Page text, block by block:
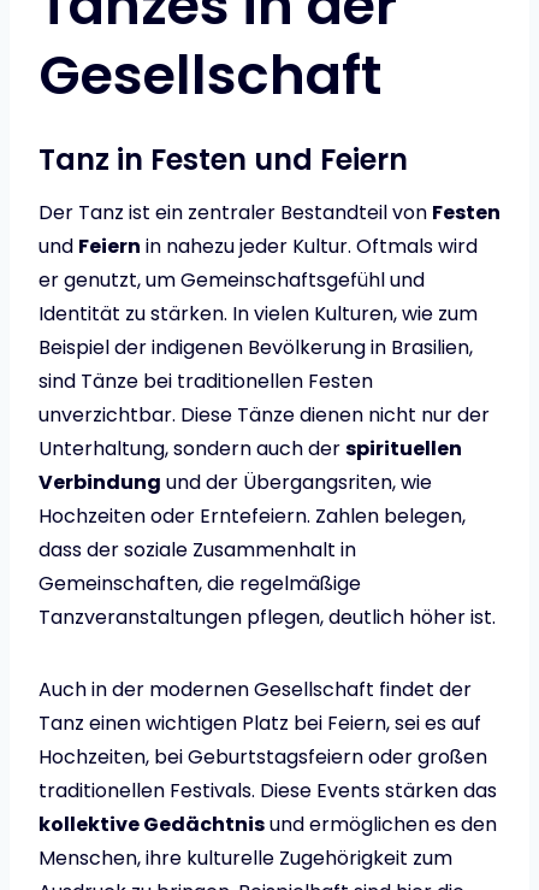
Gesellschaft
Tanz in Festen und Feiern
Der Tanz ist ein zentraler Bestandteil von Festen
und Feiern in nahezu jeder Kultur. Oftmals wird
er genutzt, um Gemeinschaftsgefühl und
Identität zu stärken. In vielen Kulturen, wie zum
Beispiel der indigenen Bevölkerung in Brasilien,
sind Tänze bei traditionellen Festen
unverzichtbar. Diese Tänze dienen nicht nur der
Unterhaltung, sondern auch derspirituellen
Verbindung und der Übergangsriten, wie
Hochzeiten oder Erntefeiern. Zahlen belegen,
dass der soziale Zusammenhalt in
Gemeinschaften, die regelmäßige
Tanzveranstaltungen pflegen, deutlich höher ist.
Auch in der modernen Gesellschaft findet der
Tanz einen wichtigen Platz bei Feiern, sei es auf
Hochzeiten, bei Geburtstagsfeiern oder großen
traditionellen Festivals. Diese Events stärken das
kollektive Gedächtnisund ermöglichen es den
Menschen, ihre kulturelle Zugehörigkeit zum